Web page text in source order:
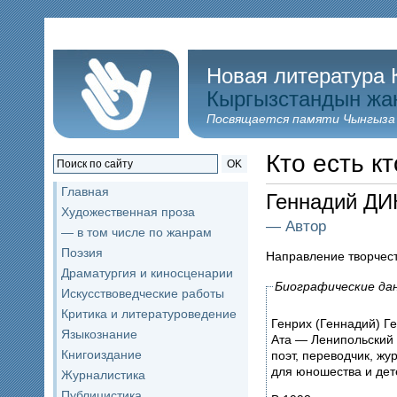
Новая литература
Кыргызстандын
Посвящается памяти
OK
Главная
Художественная проза
— в том числе по жанрам
Поэзия
Драматургия и киносценарии
Искусствоведческие работы
Критика и литературоведение
Языкознание
Книгоиздание
Журналистика
Кто есть
Геннадий
— Автор
Направление
Биографические
Генрих (Геннадий)
Ата — Ленипольский
поэт, переводчик,
для юношества и